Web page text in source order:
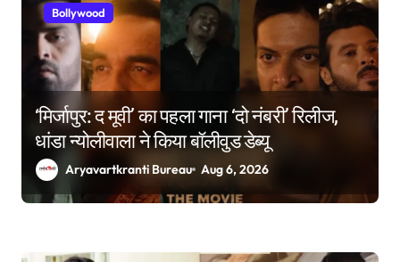
Bollywood
‘मिर्जापुर: द मूवी’ का पहला गाना ‘दो नंबरी’ रिलीज,
धांडा न्योलीवाला ने किया बॉलीवुड डेब्यू
Aryavartkranti Bureau Aug 6, 2026